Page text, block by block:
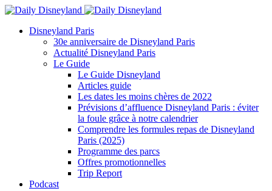
Disneyland Paris
30e anniversaire de Disneyland Paris
Actualité Disneyland Paris
Le Guide
Le Guide Disneyland
Articles guide
Les dates les moins chères de 2022
Prévisions d’affluence Disneyland Paris : éviter
la foule grâce à notre calendrier
Comprendre les formules repas de Disneyland
Paris (2025)
Programme des parcs
Offres promotionnelles
Trip Report
Podcast